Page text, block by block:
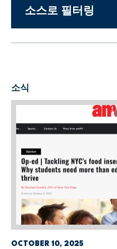
소스로 필터링
소식
OCTOBER 10, 2025